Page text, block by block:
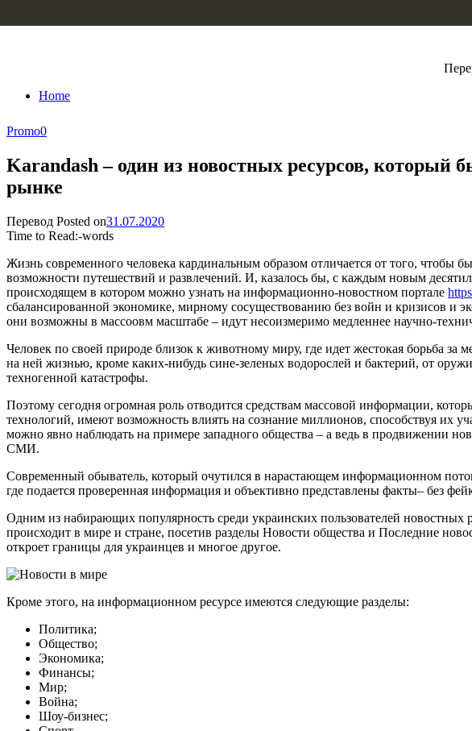
Home
Promo0
Karandash – один из новостных ресурсов, который
рынке
Перевод Posted on31.07.2020
Time to Read:-words
Жизнь современного человека кардинальным образом отличается от того,
возможности путешествий и развлечений. И, казалось бы, с каждым новым
происходящем в котором можно узнать на информационно-новостном портале
сбалансированной экономике, мирному сосуществованию без войн и кризисов
они возможны в массоовм масштабе – идут несоизмеримо медленнее научно-
Человек по своей природе близок к животному миру, где идет жестокая борьба
на ней жизнью, кроме каких-нибудь сине-зеленых водорослей и бактерий, от
техногенной катастрофы.
Поэтому сегодня огромная роль отводится средствам массовой информации,
технологий, имеют возможность влиять на сознание миллионов, способствуя их
можно явно наблюдать на примере западного общества – а ведь в продвижении
СМИ.
Современный обыватель, который очутился в нарастающем информационном
где подается проверенная информация и объективно представлены факты– без
Одним из набирающих популярность среди украинских пользователей новостных
происходит в мире и стране, посетив разделы Новости общества и Последние
откроет границы для украинцев и многое другое.
Кроме этого, на информационном ресурсе имеются следующие разделы:
Политика;
Общество;
Экономика;
Финансы;
Мир;
Война;
Шоу-бизнес;